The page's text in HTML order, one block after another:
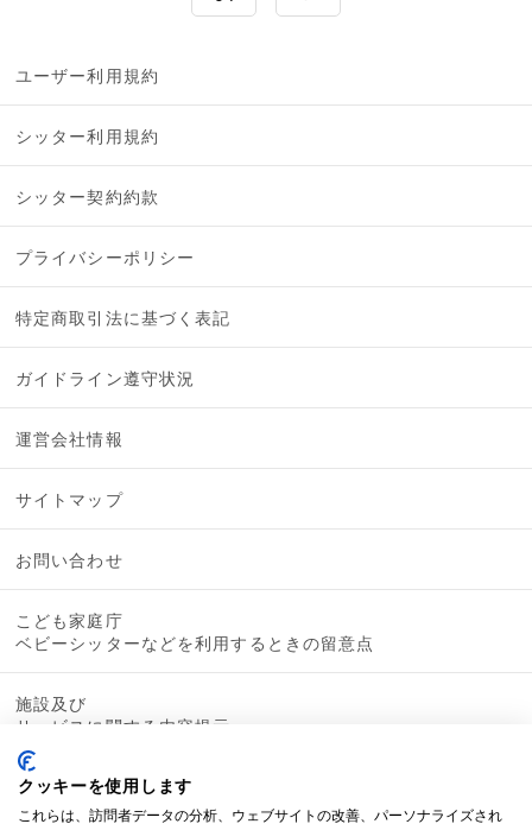
ユーザー利用規約
シッター利用規約
シッター契約約款
プライバシーポリシー
特定商取引法に基づく表記
ガイドライン遵守状況
運営会社情報
サイトマップ
お問い合わせ
こども家庭庁
ベビーシッターなどを利用するときの留意点
施設及び
サービスに関する内容提示
クッキーを使用します
これらは、訪問者データの分析、ウェブサイトの改善、パーソナライズされ